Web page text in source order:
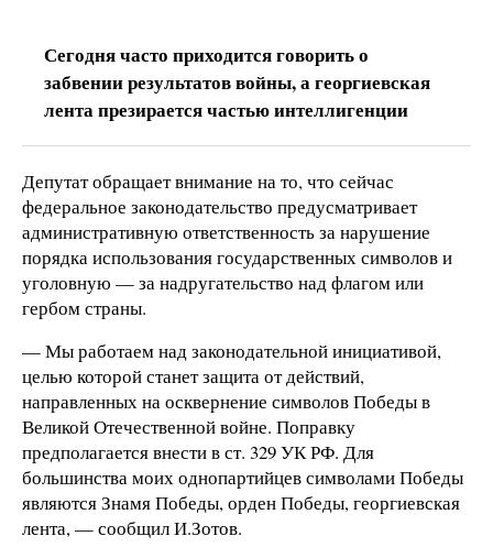
Сегодня часто приходится говорить о
забвении результатов войны, а георгиевская
лента презирается частью интеллигенции
Депутат обращает внимание на то, что сейчас
федеральное законодательство предусматривает
административную ответственность за нарушение
порядка использования государственных символов и
уголовную — за надругательство над флагом или
гербом страны.
— Мы работаем над законодательной инициативой,
целью которой станет защита от действий,
направленных на осквернение символов Победы в
Великой Отечественной войне. Поправку
предполагается внести в ст. 329 УК РФ. Для
большинства моих однопартийцев символами Победы
являются Знамя Победы, орден Победы, георгиевская
лента, — сообщил И.Зотов.